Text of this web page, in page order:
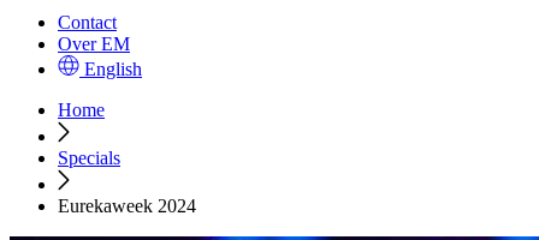
Contact
Over EM
English
Home
Specials
Eurekaweek 2024